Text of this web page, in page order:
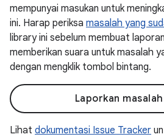
mempunyai masukan untuk
ini. Harap periksa masalah yang
library ini sebelum membuat
memberikan suara untuk masalah
dengan mengklik tombol bintang.
Laporkan
Lihat dokumentasi Issue Tracker